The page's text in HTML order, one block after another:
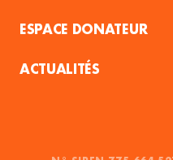
ESPACE DONATEUR
ACTUALITÉS